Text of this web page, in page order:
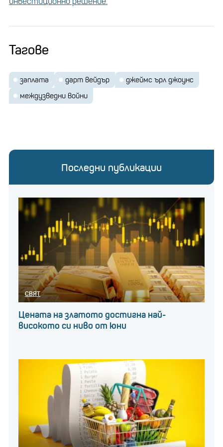
филма от поредицата. Той е озвучавал и филми
Шон Скот разкри колко е
получил за ролята на
Стифлър в "Американски
Въпреки емблематичните си филмови и
телевизионни роли, Джоунс каза в интервю, че най-
добрата му работа се е случила на сцената.
„Не много от това, което съм правил – най-
добрата работа, която съм правил – е записано,
освен в паметта на хората, които са го видели“,
каза той. „Напълно съм доволен от това.“
Кой бе Джеймс Ърл Джоунс?
Тагове
заплата дарт вейдър
джеймс ърл джоунс
междузведни войни
Последни публикации
СВЯТ
Цената на златото достигна най-
високото си ниво от юни